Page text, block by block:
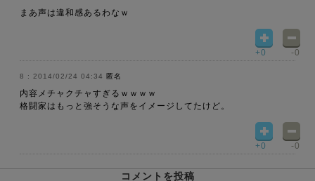
まあ声は違和感あるわなｗ
+0 -0
2014/02/24 04:34 匿名
内容メチャクチャすぎるｗｗｗｗ
格闘家はもっと強そうな声をイメージしてたけど。
+0 -0
コメントを投稿